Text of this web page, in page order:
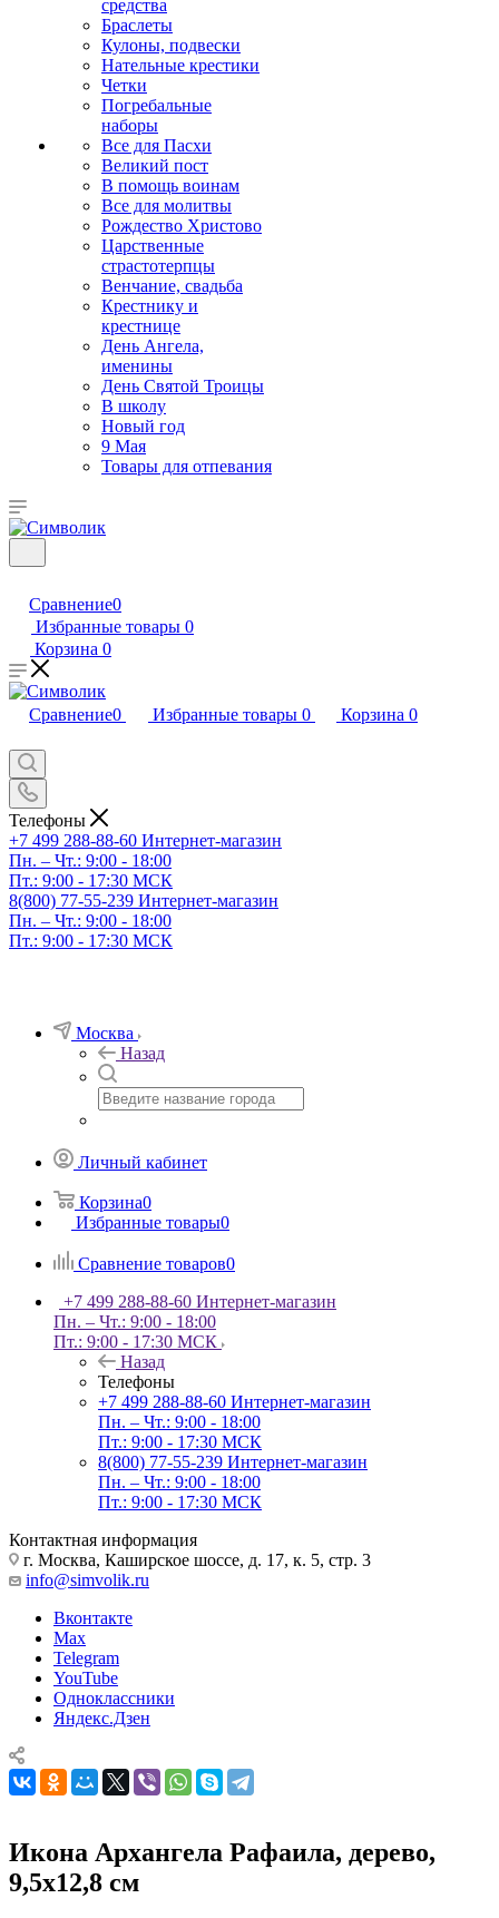
средства
Браслеты
Кулоны, подвески
Нательные крестики
Четки
Погребальные
наборы
Все для Пасхи
Великий пост
В помощь воинам
Все для молитвы
Рождество Христово
Царственные
страстотерпцы
Венчание, свадьба
Крестнику и
крестнице
День Ангела,
именины
День Святой Троицы
В школу
Новый год
9 Мая
Товары для отпевания
Сравнение0
Избранные товары 0
Корзина 0
Сравнение0 Избранные товары 0 Корзина 0
Телефоны
+7 499 288-88-60 Интернет-магазин
Пн. – Чт.: 9:00 - 18:00
Пт.: 9:00 - 17:30 МСК
8(800) 77-55-239 Интернет-магазин
Пн. – Чт.: 9:00 - 18:00
Пт.: 9:00 - 17:30 МСК
Москва
Назад
Личный кабинет
Корзина0
Избранные товары0
Сравнение товаров0
+7 499 288-88-60 Интернет-магазин
Пн. – Чт.: 9:00 - 18:00
Пт.: 9:00 - 17:30 МСК
Назад
Телефоны
+7 499 288-88-60 Интернет-магазин
Пн. – Чт.: 9:00 - 18:00
Пт.: 9:00 - 17:30 МСК
8(800) 77-55-239 Интернет-магазин
Пн. – Чт.: 9:00 - 18:00
Пт.: 9:00 - 17:30 МСК
Контактная информация
г. Москва, Каширское шоссе, д. 17, к. 5, стр. 3
info@simvolik.ru
Вконтакте
Max
Telegram
YouTube
Одноклассники
Яндекс.Дзен
Икона Архангела Рафаила, дерево,
9,5х12,8 см